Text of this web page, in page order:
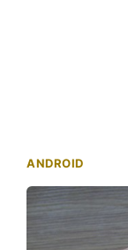
ANDROID